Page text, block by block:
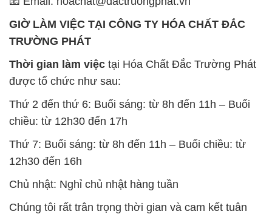
GIỜ LÀM VIỆC TẠI CÔNG TY HÓA CHẤT ĐẮC
TRƯỜNG PHÁT
Thời gian làm việc tại Hóa Chất Đắc Trường Phát
được tổ chức như sau:
Thứ 2 đến thứ 6: Buổi sáng: từ 8h đến 11h – Buổi
chiều: từ 12h30 đến 17h
Thứ 7: Buổi sáng: từ 8h đến 11h – Buổi chiều: từ
12h30 đến 16h
Chủ nhật: Nghỉ chủ nhật hàng tuần
Chúng tôi rất trân trọng thời gian và cam kết tuân